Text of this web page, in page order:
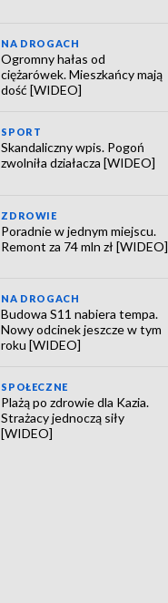
NA DROGACH
Ogromny hałas od
ciężarówek. Mieszkańcy mają
dość [WIDEO]
SPORT
Skandaliczny wpis. Pogoń
zwolniła działacza [WIDEO]
ZDROWIE
Poradnie w jednym miejscu.
Remont za 74 mln zł [WIDEO]
NA DROGACH
Budowa S11 nabiera tempa.
Nowy odcinek jeszcze w tym
roku [WIDEO]
SPOŁECZNE
Plażą po zdrowie dla Kazia.
Strażacy jednoczą siły
[WIDEO]